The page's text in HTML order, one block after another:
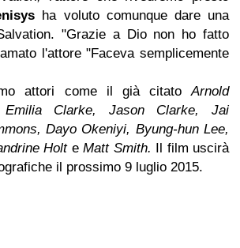
ha voluto comunque dare una
"Grazie a Dio non ho fatto
l'attore "Faceva semplicemente
attori come il già citatoArnold
Emilia Clarke, Jason Clarke, Jai
Dayo Okeniyi, Byung-hun Lee,
HolteMatt Smith. Il film uscirà
il prossimo 9 luglio 2015.